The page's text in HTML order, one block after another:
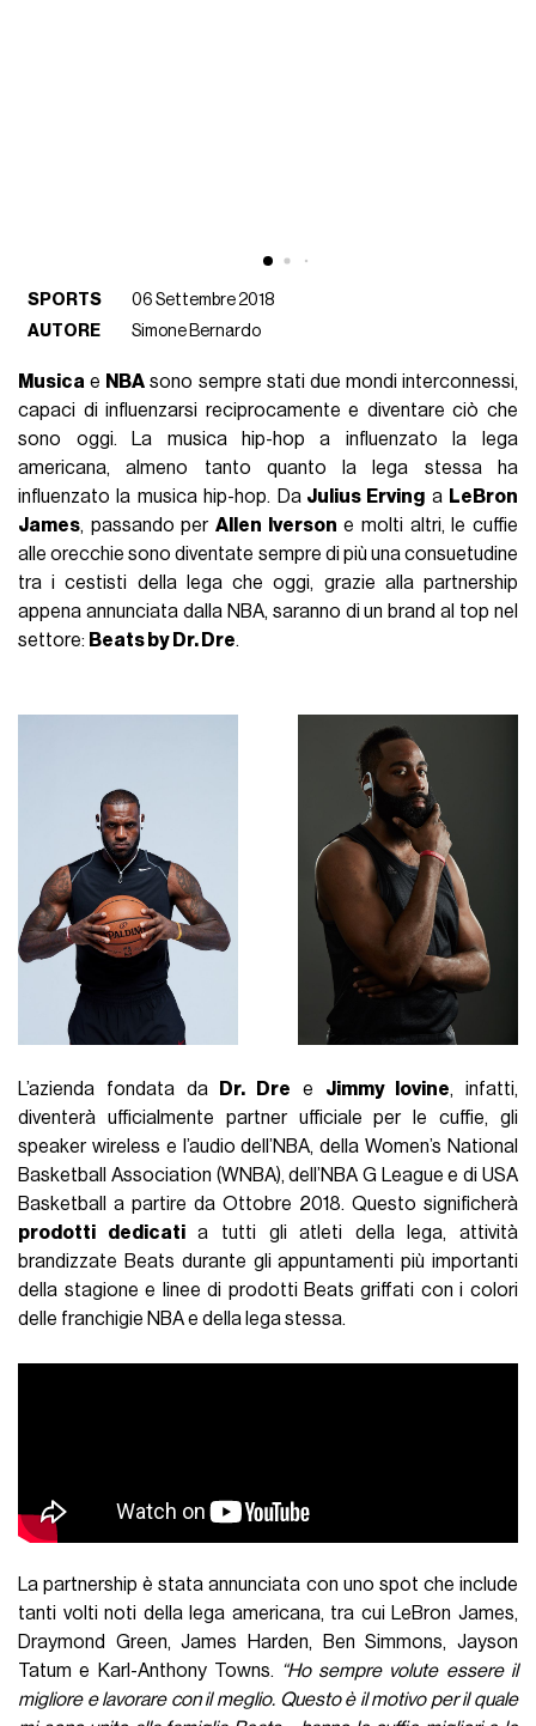
SPORTS
06 Settembre 2018
AUTORE
Simone Bernardo
Musica e NBA sono sempre stati due mondi interconnessi,
capaci di influenzarsi reciprocamente e diventare ciò che
sono oggi. La musica hip-hop a influenzato la lega
americana, almeno tanto quanto la lega stessa ha
influenzato la musica hip-hop. DaJulius Erving a LeBron
James, passando perAllen Iverson e molti altri, le cuffie
alle orecchie sono diventate sempre di più una consuetudine
tra i cestisti della lega che oggi, grazie alla partnership
appena annunciata dalla NBA, saranno di un brand al top nel
settore: Beats by Dr. Dre.
L’azienda fondata da Dr. Dre e Jimmy Iovine, infatti,
diventerà ufficialmente partner ufficiale per le cuffie, gli
speaker wireless e l’audio dell’NBA, della Women’s National
Basketball Association (WNBA), dell’NBA G League e di USA
Basketball a partire da Ottobre 2018. Questo significherà
prodotti dedicatia tutti gli atleti della lega, attività
brandizzate Beats durante gli appuntamenti più importanti
della stagione e linee di prodotti Beats griffati con i colori
delle franchigie NBA e della lega stessa.
La partnership è stata annunciata con uno spot che include
tanti volti noti della lega americana, tra cui LeBron James,
Draymond Green, James Harden, Ben Simmons, Jayson
Tatum e Karl-Anthony Towns. “Ho sempre volute essere il
migliore e lavorare con il meglio. Questo è il motivo per il quale